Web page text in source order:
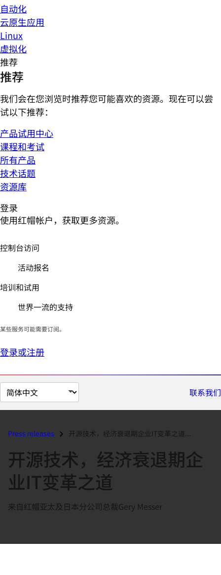
自动化
云原生应用
Linux
虚拟化
推荐
推荐
我们会在您浏览时推荐您可能喜欢的资源。现在可以尝
试以下推荐：
产品试用中心
课程和考试
所有产品
技术话题
资源库
登录
使用红帽帐户，获取更多资源。
控制台访问
活动报名
培训和试用
世界一流的支持
某些服务可能需要订阅。
登录或注册
切
换
面
联系我们
Press releases 开源技术，经济衰退期企业IT变革之道...
开源技术，经济衰退期企
业IT变革之道
来自红帽亚太及日本分公司总裁Gery Messer